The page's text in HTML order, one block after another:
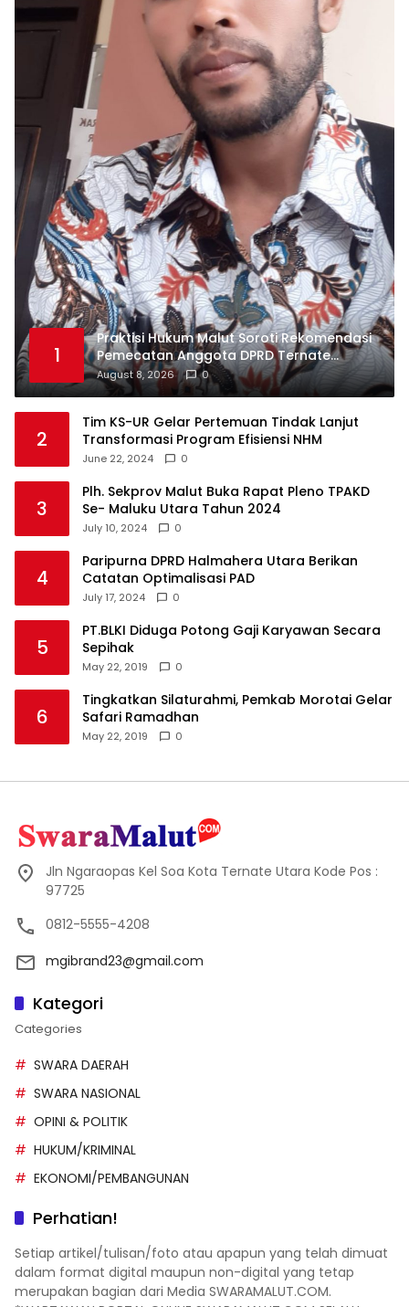
1
Praktisi Hukum Malut Soroti Rekomendasi
Pemecatan Anggota DPRD Ternate
Nurjaya Hi Ibrahim
August 8, 2026 0
2
Tim KS-UR Gelar Pertemuan Tindak Lanjut
Transformasi Program Efisiensi NHM
June 22, 2024 0
3
Plh. Sekprov Malut Buka Rapat Pleno TPAKD
Se- Maluku Utara Tahun 2024
July 10, 2024 0
4
Paripurna DPRD Halmahera Utara Berikan
Catatan Optimalisasi PAD
July 17, 2024 0
5
PT.BLKI Diduga Potong Gaji Karyawan Secara
Sepihak
May 22, 2019 0
6
Tingkatkan Silaturahmi, Pemkab Morotai Gelar
Safari Ramadhan
May 22, 2019 0
Jln Ngaraopas Kel Soa Kota Ternate Utara Kode Pos :
97725
0812-5555-4208
mgibrand23@gmail.com
Kategori
Categories
SWARA DAERAH
SWARA NASIONAL
OPINI & POLITIK
HUKUM/KRIMINAL
EKONOMI/PEMBANGUNAN
Perhatian!
Setiap artikel/tulisan/foto atau apapun yang telah dimuat
dalam format digital maupun non-digital yang tetap
merupakan bagian dari Media SWARAMALUT.COM.